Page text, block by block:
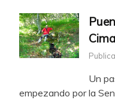
Un
empezando por la